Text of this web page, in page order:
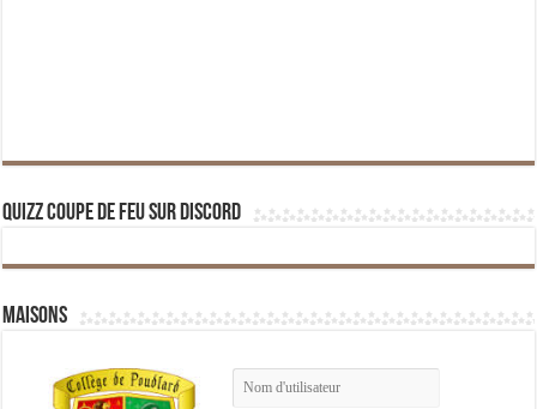
Quizz Coupe de Feu sur Discord
Maisons